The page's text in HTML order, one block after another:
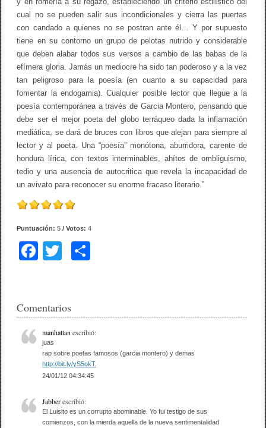
cual no se pueden salir sus incondicionales y cierra las puertas
con candado a quienes no se postran ante él… Y por supuesto
tiene en su contorno un grupo de pelotas nutrido y considerable
que deben alabar todos sus versos a cambio de las babas de la
efímera gloria. Jamás un mediocre ha sido tan poderoso y a la vez
tan peligroso para la poesía (en cuanto a su capacidad para
fomentar la endogamia). Cualquier posible lector que llegue a la
poesía contemporánea a través de Garcia Montero, pensando que
debe ser el mejor poeta del globo terráqueo dada la inflamación
mediática, se dará de bruces con libros que alejan para siempre al
lector y al poeta. Una “poesía” monótona, aburridora, carente de
hondura lírica, con textos interminables, ahítos de ombliguismo,
tedio y una ausencia de autocritica que revela la incapacidad de
un avivato para reconocer su enorme fracaso literario.”
Puntuación:5 / Votos:4
F
e
b
o
o
k
er
ar
tir
Comentarios
manhattan escribió:
juas
rap sobre poetas famosos (garcia montero) y demas
http://bit.ly/yS5okT
24/01/12 04:34:45
Jabberescribió:
El Luisito es un corrupto abominable. Yo fui testigo de sus
comienzos, con la mierda aquella de la nueva sentimentalidad